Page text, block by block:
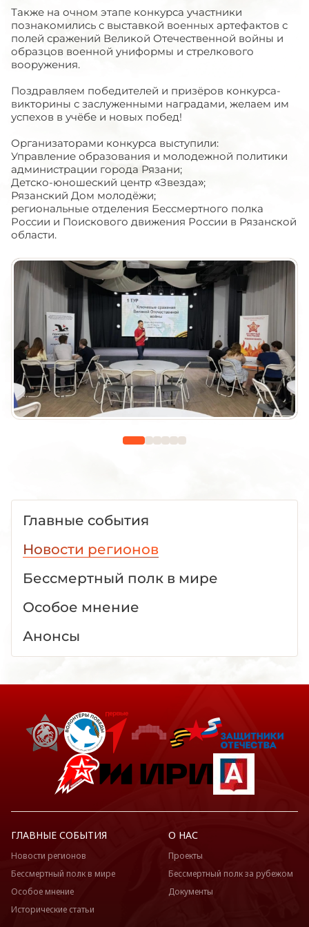
Также на очном этапе конкурса участники
познакомились с выставкой военных артефактов с
полей сражений Великой Отечественной войны и
образцов военной униформы и стрелкового
вооружения.
Поздравляем победителей и призёров конкурса-
викторины с заслуженными наградами, желаем им
успехов в учёбе и новых побед!
Организаторами конкурса выступили:
Управление образования и молодежной политики
администрации города Рязани;
Детско-юношеский центр «Звезда»;
Рязанский Дом молодёжи;
региональные отделения Бессмертного полка
России и Поискового движения России в Рязанской
области.
Главные события
Новости регионов
Бессмертный полк в мире
Особое мнение
Анонсы
ГЛАВНЫЕ СОБЫТИЯ
Новости регионов
Бессмертный полк в мире
Особое мнение
Исторические статьи
О НАС
Проекты
Бессмертный полк за рубежом
Документы